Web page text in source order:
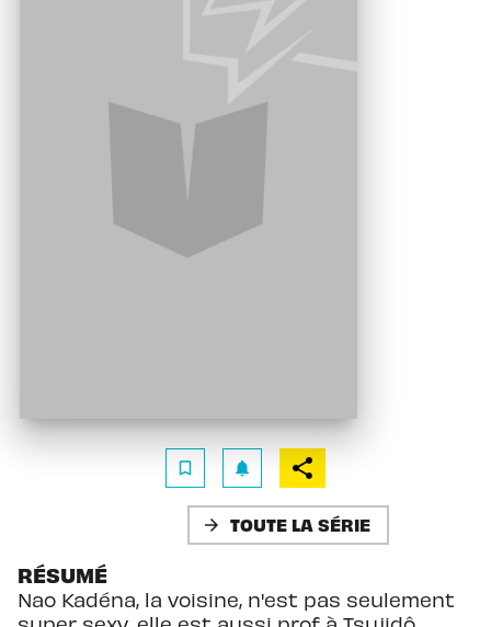
bookmark_border notifications
arrow_forward TOUTE LA SÉRIE
RÉSUMÉ
Nao Kadéna, la voisine, n'est pas seulement